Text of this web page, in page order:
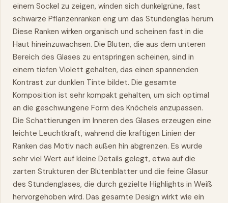
einem Sockel zu zeigen, winden sich dunkelgrüne, fast
schwarze Pflanzenranken eng um das Stundenglas herum.
Diese Ranken wirken organisch und scheinen fast in die
Haut hineinzuwachsen. Die Blüten, die aus dem unteren
Bereich des Glases zu entspringen scheinen, sind in
einem tiefen Violett gehalten, das einen spannenden
Kontrast zur dunklen Tinte bildet. Die gesamte
Komposition ist sehr kompakt gehalten, um sich optimal
an die geschwungene Form des Knöchels anzupassen.
Die Schattierungen im Inneren des Glases erzeugen eine
leichte Leuchtkraft, während die kräftigen Linien der
Ranken das Motiv nach außen hin abgrenzen. Es wurde
sehr viel Wert auf kleine Details gelegt, etwa auf die
zarten Strukturen der Blütenblätter und die feine Glasur
des Stundenglases, die durch gezielte Highlights in Weiß
hervorgehoben wird. Das gesamte Design wirkt wie ein